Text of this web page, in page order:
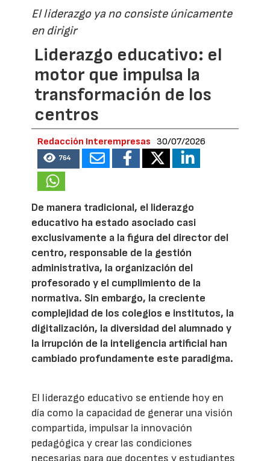
El liderazgo ya no consiste únicamente
en dirigir
Liderazgo educativo: el
motor que impulsa la
transformación de los
centros
Redacción Interempresas 30/07/2026
764
De manera tradicional, el liderazgo
educativo ha estado asociado casi
exclusivamente a la figura del director del
centro, responsable de la gestión
administrativa, la organización del
profesorado y el cumplimiento de la
normativa. Sin embargo, la creciente
complejidad de los colegios e institutos, la
digitalización, la diversidad del alumnado y
la irrupción de la inteligencia artificial han
cambiado profundamente este paradigma.
El liderazgo educativo se entiende hoy en
día como la capacidad de generar una visión
compartida, impulsar la innovación
pedagógica y crear las condiciones
necesarias para que docentes y estudiantes